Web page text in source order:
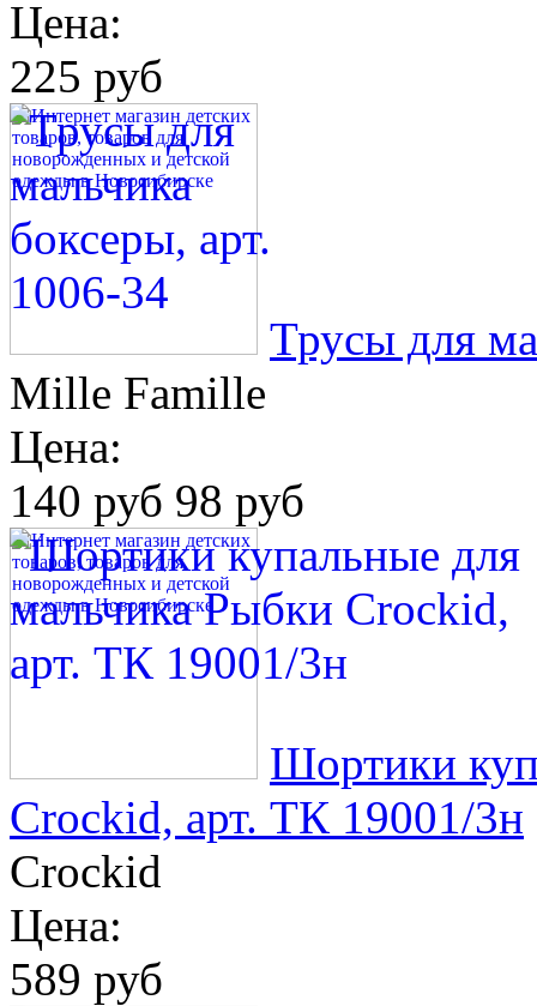
Цена:
225 руб
Трусы для
Mille Famille
Цена:
140 руб 98 руб
Шортики
Crockid, арт. ТК 19001/3н
Crockid
Цена:
589 руб